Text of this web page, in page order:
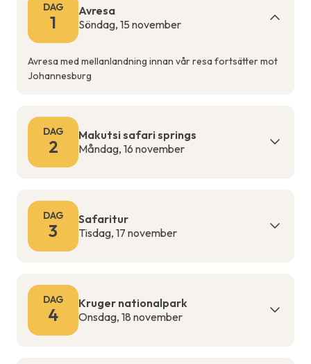
DAG
1
Avresa
Söndag, 15 november
Avresa med mellanlandning innan vår resa fortsätter mot
Johannesburg
DAG
2
Makutsi safari springs
Måndag, 16 november
DAG
3
Safaritur
Tisdag, 17 november
DAG
4
Kruger nationalpark
Onsdag, 18 november